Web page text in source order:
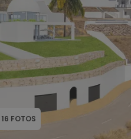
16 FOTOS